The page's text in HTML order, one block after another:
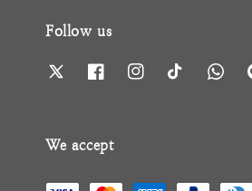
Follow us
We accept